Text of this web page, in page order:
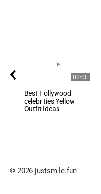
02:00
Best Hollywood
celebrities Yellow
Outfit Ideas
© 2026 justsmile.fun